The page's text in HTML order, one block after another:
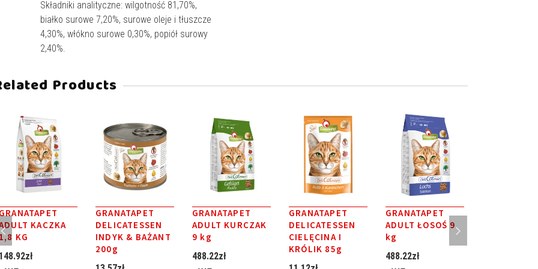
Składniki analityczne: wilgotność 81,70%,
białko surowe 7,20%, surowe oleje i tłuszcze
4,30%, włókno surowe 0,30%, popiół surowy
2,40%.
Products
KACZKA
1,8 KG
148.92zł
GRANATAPET
DELICATESSEN
INDYK & BAŻANT
200g
GRANATAPET
ADULT KURCZAK
9 kg
488.22zł
GRANATAPET
DELICATESSEN
CIELĘCINA I
KRÓLIK 85g
GRANATAPET
ADULT ŁOSOŚ 9
kg
488.22zł